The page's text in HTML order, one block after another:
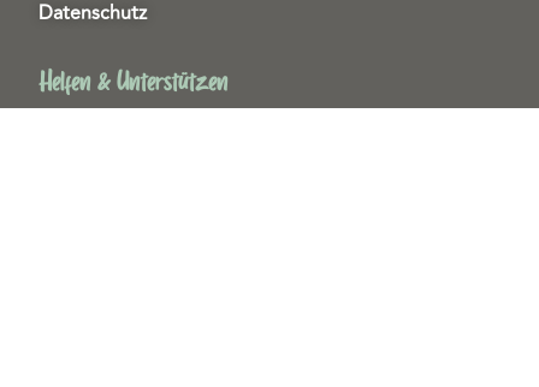
Datenschutz
Helfen & Unterstützen